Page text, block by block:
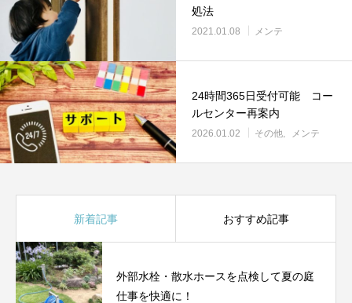
処法
2021.01.08 メンテ
24時間365日受付可能 コー
ルセンター再案内
2026.01.02 その他 メンテ
新着記事 おすすめ記事
外部水栓・散水ホースを点検して夏の庭
仕事を快適に！